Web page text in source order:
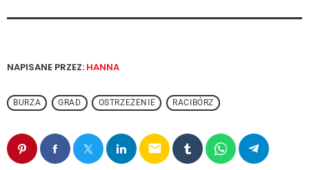
NAPISANE PRZEZ: HANNA
BURZA GRAD OSTRZEŻENIE RACIBÓRZ
email